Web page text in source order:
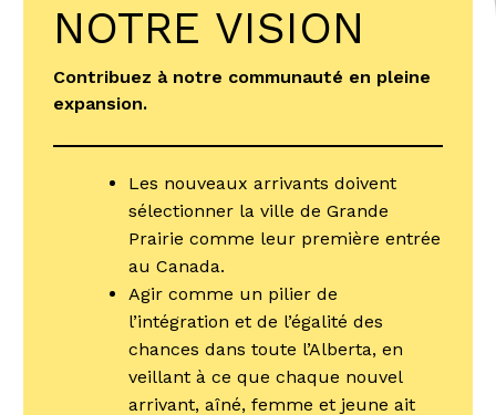
NOTRE VISION
Contribuez à notre communauté en pleine
expansion.
Les nouveaux arrivants doivent
sélectionner la ville de Grande
Prairie comme leur première entrée
au Canada.
Agir comme un pilier de
l’intégration et de l’égalité des
chances dans toute l’Alberta, en
veillant à ce que chaque nouvel
arrivant, aîné, femme et jeune ait